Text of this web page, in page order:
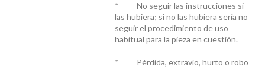
* No seguir las instrucciones si
las hubiera; si no las hubiera sería no
seguir el procedimiento de uso
habitual para la pieza en cuestión.
* Pérdida, extravío, hurto o robo